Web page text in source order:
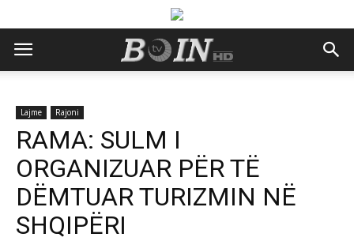
Lajme Rajoni
RAMA: SULM I
ORGANIZUAR PËR TË
DËMTUAR TURIZMIN NË
SHQIPËRI